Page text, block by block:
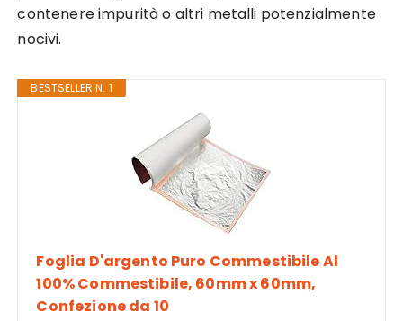
contenere impurità o altri metalli potenzialmente
nocivi.
BESTSELLER N. 1
Foglia D'argento Puro Commestibile Al
100% Commestibile, 60mm x 60mm,
Confezione da 10